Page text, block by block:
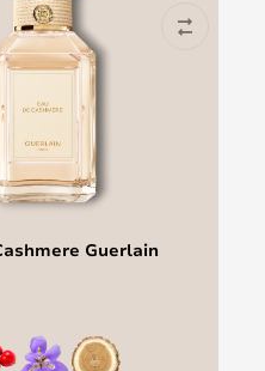
Guerlain